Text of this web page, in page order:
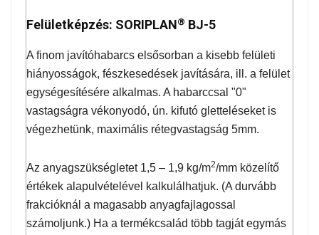
Felületképzés: SORIPLAN® BJ-5
A finom javítóhabarcs elsősorban a kisebb felületi
hiányosságok, fészkesedések javítására, ill. a felület
egységesítésére alkalmas. A habarccsal "0"
vastagságra vékonyodó, ún. kifutó gletteléseket is
végezhetünk, maximális rétegvastagság 5mm.
Az anyagszükségletet 1,5 – 1,9 kg/m2/mm közelítő
értékek alapulvételével kalkulálhatjuk. (A durvább
frakcióknál a magasabb anyagfajlagossal
számoljunk.) Ha a termékcsalád több tagját egymás